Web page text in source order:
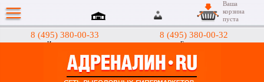
8 (495) 380-00-33
Интернет-магазин
8 (495) 380-00-32
Гипермаркеты
Ваша
корзина
пуста